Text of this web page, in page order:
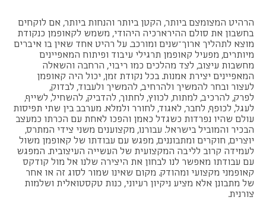
הרהיט המצומצם ביותר, הקטן ביותר והנחות ביותר, אם לוקחים
בחשבון את סולם ההירארכיה היהודי, משמש לקאופמן כנקודת
מוצא לתהליך ארוך־שנים ומורכב. על רהיט אחד שאין בו איברים
מיותרים, מפעיל קאופמן תרגילי עיבוד ופיתוח המאפיינים
מחשבות עיצוב, לצד מהלכים כמו ריבוי, הרחבה והשאלה
המאפיינים יצירת אמנות. בכל נקודת זמן, יכול היה קאופמן
לעצור ובחר להמשיך ולהרחיב, להמשיך ולעבוד, לבדוק,
לפרק, להרכיב, למתוח, לכווץ, לחתוך, להדביק, להשחיל, לשייף,
לעגל, לכופף, לחבר, לאגוד, לחורר ולמלא. מערבב בין שתי תפיסות
עולם שהיו נפרדות כשגדל כאמן והפכו לאחת עם הכרתו כמעצב
הבכיר והמוביל בישראל. עבורנו, מקצוענים משני צידי המתרס,
יוצרים, חוקרים ומתבוננים, מפגש עם עבודתו של קאופמן משול
לעמידה קרוב לליבה המקצועית של העשייה העיצובית. המפגש
עם עבודתו מאפשר לנו לבחון את היצירה שלנו אל מול קודקס
קאופמני מקצועי ומהודק. מקום שאינו שמור לסוג זה או אחר
של מתבונן אלא מציע ניקיון רעיוני, כנות טקסטואלית ושלמות
צורנית.